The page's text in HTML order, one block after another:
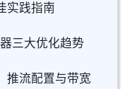
实践指南
三大优化趋势
推流配置与带宽